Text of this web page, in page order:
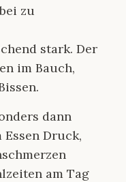
zu
stark. Der
im Bauch,
dann
Druck,
am Tag